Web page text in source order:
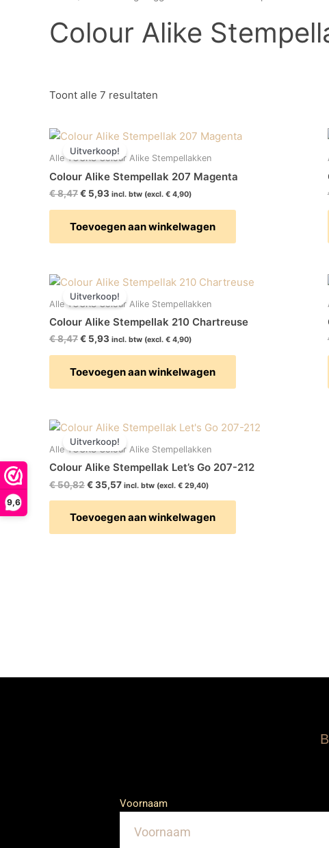
9,6
Colour Alike
Toont alle 7 resultaten
Uitverkoop!
Alle YOURS Colour Alike Stempellakken
Colour Alike Stempellak 207 Magenta
€8,47
Oorspronkelijke
prijs
was:
€ 5,93
Huidige
prijs
is:
incl. btw (excl. € 4,90)
Toevoegen aan winkelwagen
Uitverkoop!
Alle YOURS Colour Alike Stempellakken
Colour Alike Stempellak 210 Chartreuse
€8,47
Oorspronkelijke
prijs
was:
€ 5,93
Huidige
prijs
is:
incl. btw (excl. € 4,90)
Toevoegen aan winkelwagen
Uitverkoop!
Alle YOURS Colour Alike Stempellakken
Colour Alike Stempellak Let’s Go 207-212
€50,82
Oorspronkelijke
prijs
was:
€35,57
Huidige
is:
incl. btw (excl. € 29,40)
Toevoegen aan winkelwagen
Voornaam